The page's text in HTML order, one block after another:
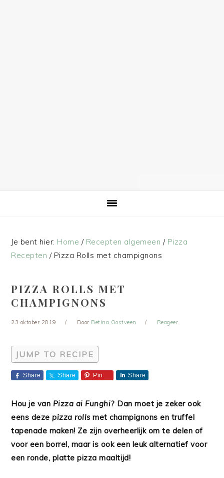
Je bent hier: Home / Recepten algemeen / Pizza
Recepten /Pizza Rolls met champignons
PIZZA ROLLS MET
CHAMPIGNONS
23 oktober 2019 Door Betina Oostveen Reageer
JUMP TO RECIPE
Share Share Pin Share
Hou je van Pizza ai Funghi? Dan moet je zeker ook
eens dezepizza rollsmet champignons en truffel
tapenade maken! Ze zijn overheerlijk om te delen of
voor een borrel, maar is ook een leuk alternatief voor
een ronde, platte pizza maaltijd!